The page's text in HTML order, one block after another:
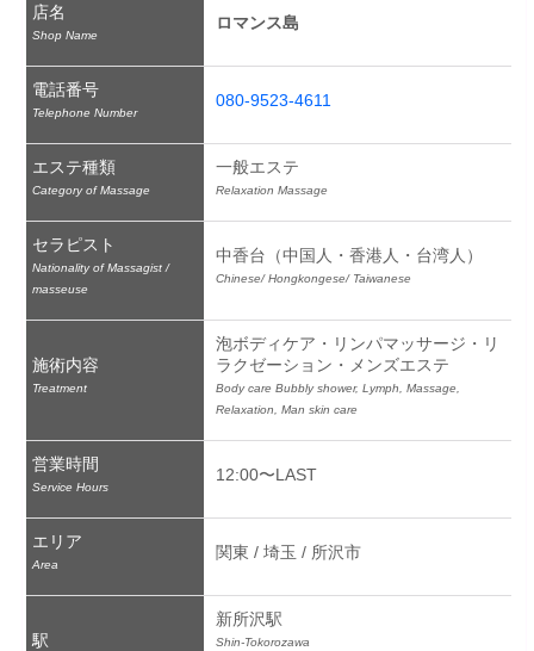
店名
Shop Name
ロマンス島
電話番号
Telephone Number
080-9523-4611
エステ種類
Category of Massage
一般エステ
Relaxation Massage
セラピスト
Nationality of Massagist /
masseuse
中香台（中国人・香港人・台湾人）
Chinese/ Hongkongese/ Taiwanese
施術内容
Treatment
泡ボディケア・リンパマッサージ・リ
ラクゼーション・メンズエステ
Body care Bubbly shower, Lymph, Massage,
Relaxation, Man skin care
営業時間
Service Hours
12:00〜LAST
エリア
Area
関東 / 埼玉 / 所沢市
駅
新所沢駅
Shin-Tokorozawa